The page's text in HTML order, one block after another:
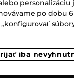
po dobu
iba